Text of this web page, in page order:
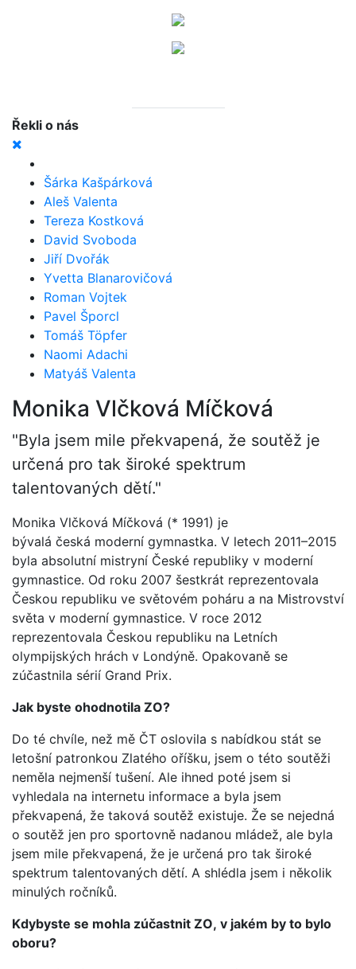
Řekli o nás
Šárka Kašpárková
Aleš Valenta
Tereza Kostková
David Svoboda
Jiří Dvořák
Yvetta Blanarovičová
Roman Vojtek
Pavel Šporcl
Tomáš Töpfer
Naomi Adachi
Matyáš Valenta
Monika Vlčková Míčková
"Byla jsem mile překvapená, že soutěž je
určená pro tak široké spektrum
talentovaných dětí."
Monika Vlčková Míčková (* 1991) je
bývalá česká moderní gymnastka. V letech 2011–2015
byla absolutní mistryní České republiky v moderní
gymnastice. Od roku 2007 šestkrát reprezentovala
Českou republiku ve světovém poháru a na Mistrovství
světa v moderní gymnastice. V roce 2012
reprezentovala Českou republiku na Letních
olympijských hrách v Londýně. Opakovaně se
zúčastnila sérií Grand Prix.
Jak byste ohodnotila ZO?
Do té chvíle, než mě ČT oslovila s nabídkou stát se
letošní patronkou Zlatého oříšku, jsem o této soutěži
neměla nejmenší tušení. Ale ihned poté jsem si
vyhledala na internetu informace a byla jsem
překvapená, že taková soutěž existuje. Že se nejedná
o soutěž jen pro sportovně nadanou mládež, ale byla
jsem mile překvapená, že je určená pro tak široké
spektrum talentovaných dětí. A shlédla jsem i několik
minulých ročníků.
Kdybyste se mohla zúčastnit ZO, v jakém by to bylo
oboru?